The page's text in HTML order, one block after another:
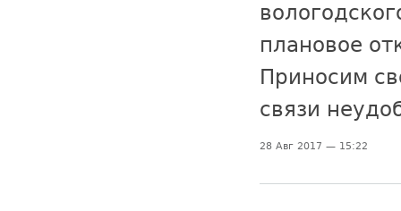
плановое
Приносим
связи
28 Авг 2017 — 15:22